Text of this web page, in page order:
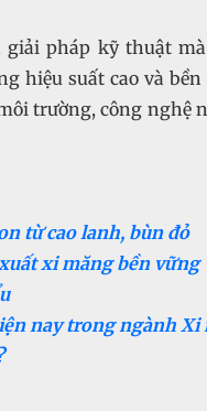
pháp kỹ thuật
hiệu suất cao và
trường, công nghệ
từ cao lanh, bùn đỏ
xi măng bền vững
nay trong ngành Xi